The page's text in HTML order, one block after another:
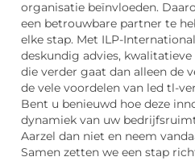
organisatie beïnvloeden.
een betrouwbare partner te
elke stap. Met ILP-
deskundig advies,
die verder gaat dan alleen de
de vele voordelen van led tl-
Bent u benieuwd hoe deze
dynamiek van uw
Aarzel dan niet en neem
Samen zetten we een stap